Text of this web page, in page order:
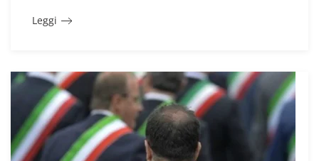
Leggi